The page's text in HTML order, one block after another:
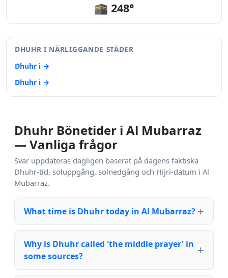
🕋 248°
DHUHR I NÄRLIGGANDE STÄDER
Dhuhr i →
Dhuhr i →
Dhuhr Bönetider i Al Mubarraz
— Vanliga frågor
Svar uppdateras dagligen baserat på dagens faktiska
Dhuhr-tid, soluppgång, solnedgång och Hijri-datum i Al
Mubarraz.
What time is Dhuhr today in Al Mubarraz?
Why is Dhuhr called 'the middle prayer' in
some sources?